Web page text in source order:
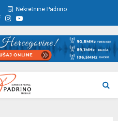
Nekretnine Padrino
Facebook
Instagram
Youtube